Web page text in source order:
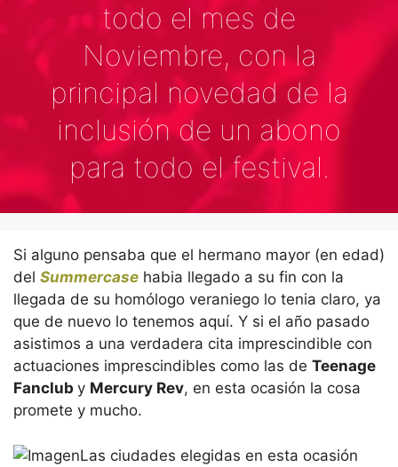
todo el mes de
Noviembre, con la
principal novedad de la
inclusión de un abono
para todo el festival.
Si alguno pensaba que el hermano mayor (en edad)
del Summercase habia llegado a su fin con la
llegada de su homólogo veraniego lo tenia claro, ya
que de nuevo lo tenemos aquí. Y si el año pasado
asistimos a una verdadera cita imprescindible con
actuaciones imprescindibles como las de Teenage
Fanclub y Mercury Rev, en esta ocasión la cosa
promete y mucho.
Las ciudades elegidas en esta ocasión